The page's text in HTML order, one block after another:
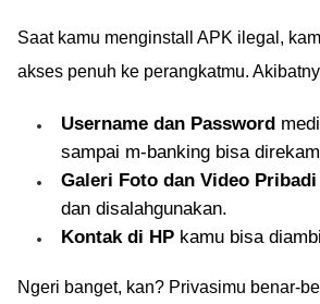
Saat kamu menginstall APK ilegal,
akses penuh ke perangkatmu.
Username dan Password
sampai m-banking bisa
Galeri Foto dan Video Pribadi
dan disalahgunakan.
Kontak di HP kamu bisa
Ngeri banget, kan? Privasimu benar-